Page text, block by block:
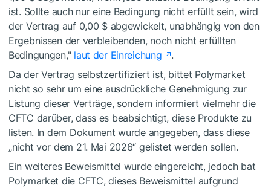
ist. Sollte auch nur eine Bedingung nicht erfüllt sein, wird
der Vertrag auf 0,00 $ abgewickelt, unabhängig von den
Ergebnissen der verbleibenden, noch nicht erfüllten
Bedingungen," laut der Einreichung
.
Da der Vertrag selbstzertifiziert ist, bittet Polymarket
nicht so sehr um eine ausdrückliche Genehmigung zur
Listung dieser Verträge, sondern informiert vielmehr die
CFTC darüber, dass es beabsichtigt, diese Produkte zu
listen. In dem Dokument wurde angegeben, dass diese
„nicht vor dem 21. Mai 2026“ gelistet werden sollen.
Ein weiteres Beweismittel wurde eingereicht, jedoch bat
Polymarket die CFTC, dieses Beweismittel aufgrund